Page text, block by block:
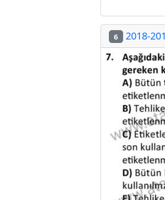
6 2018-